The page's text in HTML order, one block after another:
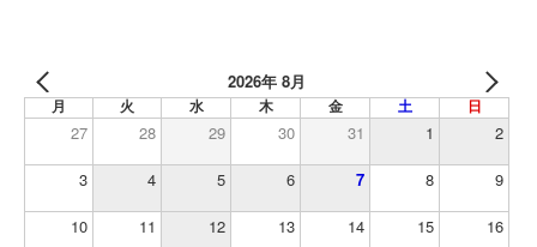
2026年 8月
月 火 水 木 金 土 日
27 28 29 30 31 1 2
3 4 5 6 7 8 9
10 11 12 13 14 15 16